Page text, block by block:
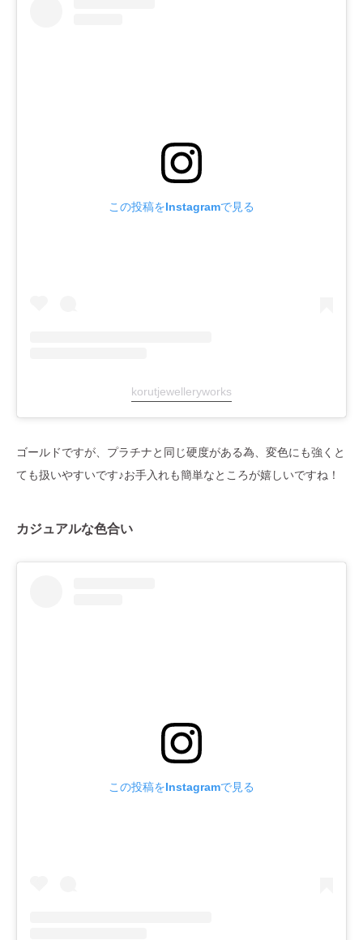
この投稿をInstagramで見る
korutjewelleryworks
ゴールドですが、プラチナと同じ硬度がある為、変色にも強くと
ても扱いやすいです♪お手入れも簡単なところが嬉しいですね！
カジュアルな色合い
この投稿をInstagramで見る